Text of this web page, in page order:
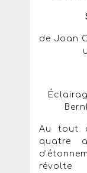
de Joan
Au tout
quatre